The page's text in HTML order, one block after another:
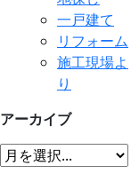
一戸建て
リフォーム
施工現場よ
り
アーカイブ